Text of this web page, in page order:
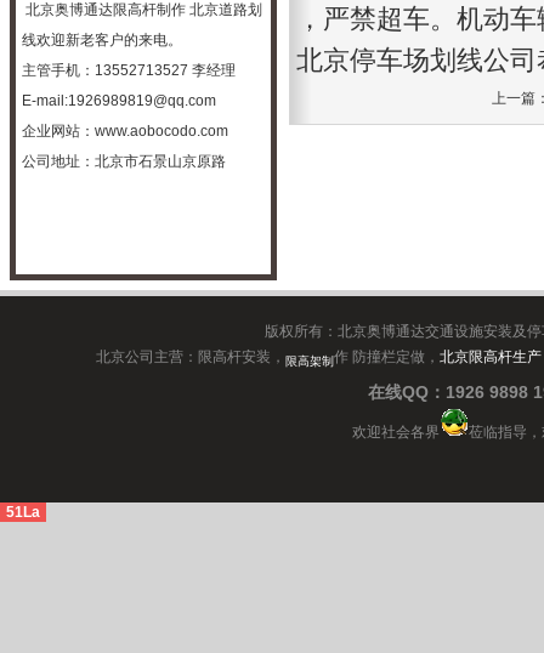
北京奥博通达限高杆制作 北京道路划
线欢迎新老客户的来电。
主管手机：13552713527 李经理
E-mail:1926989819@qq.com
企业网站： www.aobocodo.com
公司地址：北京市石景山京原路
，严禁超车。机动
北京停车场划线公司
上一篇
版权所有：北京奥博通达交通设施安装及
北京公司主营：限高杆安装，限高架制作 防撞栏定做，北京限高杆生产
在线QQ：1926 9898
欢迎社会各界 莅临指导
51La